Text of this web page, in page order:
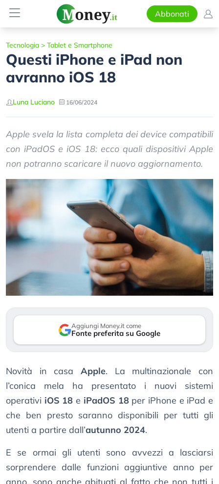
Abbonati
Tecnologia > Tablet e Smartphone
Questi iPhone e iPad non
avranno iOS 18
Luna Luciano 16/06/2024
Apple svela la lista completa dei device compatibili
con iPadOS e iOS 18: ecco quali dispositivi Apple
non potranno scaricare il nuovo aggiornamento.
Aggiungi Money.it come
Fonte preferita su Google
Novità in casa Apple. La multinazionale con
l’conica mela ha presentato i nuovi sistemi
operativi iOS 18 e iPadOS 18per iPhone e iPad e
che ben presto saranno disponibili per tutti gli
utenti a partire dall’autunno 2024.
E se ormai gli utenti sono avvezzi a lasciarsi
sorprendere dalle funzioni aggiuntive anno per